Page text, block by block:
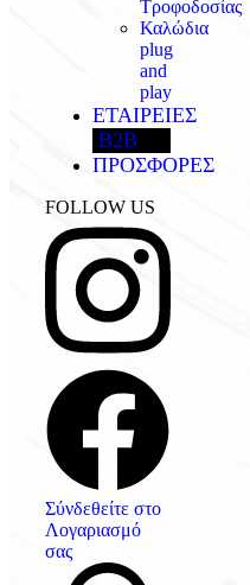
Τροφοδοσίας
Καλώδια
plug
and
play
ΕΤΑΙΡΕΙΕΣ
B2B
ΠΡΟΣΦΟΡΕΣ
FOLLOW US
Σύνδεθείτε στο
Λογαριασμό
σας